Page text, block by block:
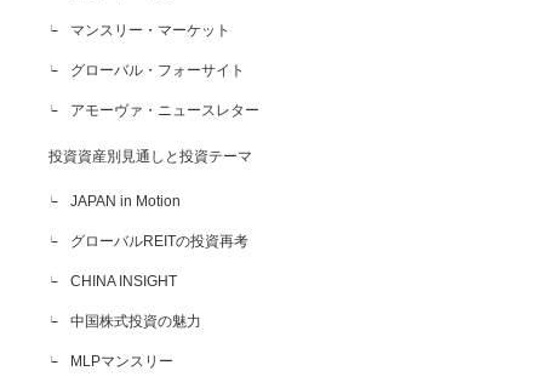
マンスリー・マーケット
グローバル・フォーサイト
アモーヴァ・ニュースレター
投資資産別見通しと投資テーマ
JAPAN in Motion
グローバルREITの投資再考
CHINA INSIGHT
中国株式投資の魅力
MLPマンスリー